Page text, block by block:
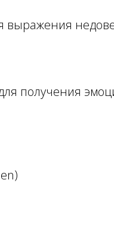
выражения
получения